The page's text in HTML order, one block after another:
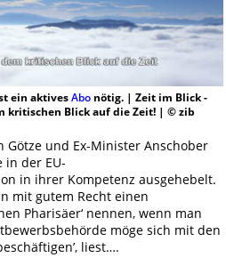
ein aktivesAbonötig. | Zeit im Blick -
kritischen Blick auf die Zeit! | © zib
und Ex-Minister Anschober
in der EU-
in ihrer Kompetenz ausgehebelt.
mit gutem Recht einen
Pharisäer‘ nennen, wenn man
möge sich mit den
liest….